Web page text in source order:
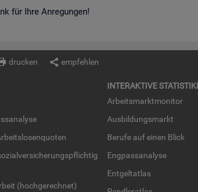
für Ihre An­re­gun­gen!
drucken empfehlen
(hoch­ge­rech­net)
IN­TER­AK­TI­VE
Ar­beits­markt­mo­ni­tor
Aus­bil­dungs­markt
Be­ru­fe auf einen Blick
Eng­pass­ana­ly­se
Ent­gel­t­at­las